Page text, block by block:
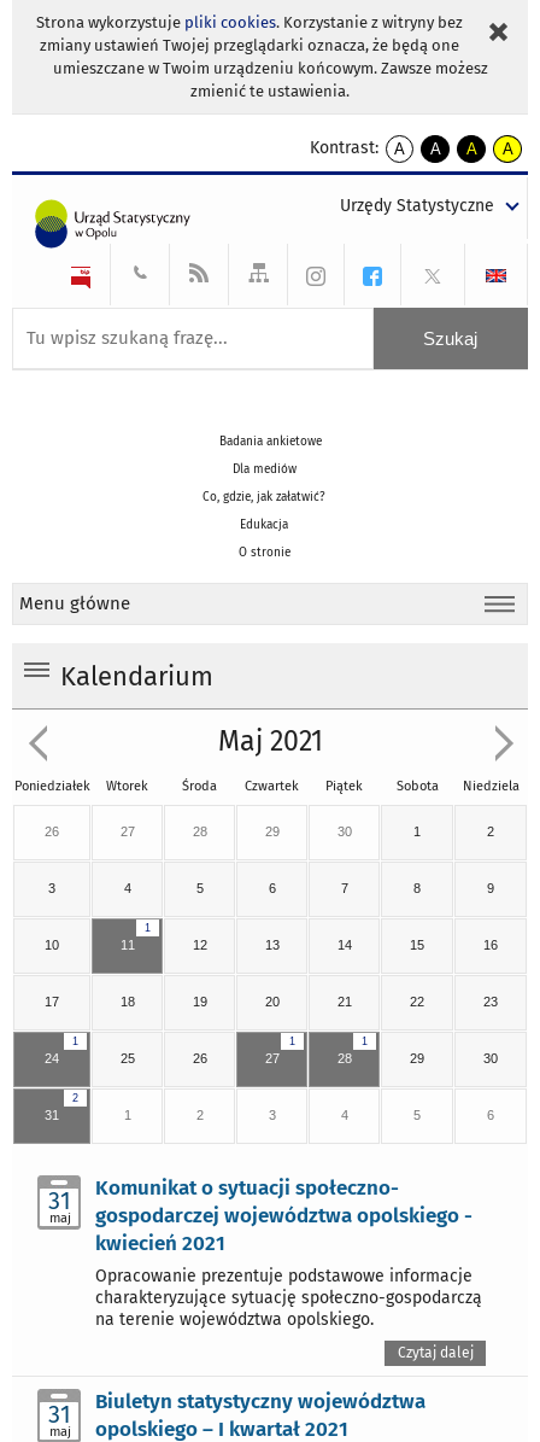
Strona wykorzystuje pliki cookies. Korzystanie z witryny bez
zmiany ustawień Twojej przeglądarki oznacza, że będą one
umieszczane w Twoim urządzeniu końcowym. Zawsze możesz
zmienić te ustawienia.
Kontrast:
A
kontrast
A
kontrast
tekst
czarnym
A
kontrast
tekst
czarnym
A
tekst
żółtym
Urzędy Statystyczne
Badania ankietowe
Dla mediów
Co, gdzie, jak załatwić?
Edukacja
O stronie
Menu główne
Kalendarium
Maj 2021
Poniedziałek Wtorek Środa Czwartek Piątek Sobota Niedziela
26 27 28 29 30 1 2
3 4 5 6 7 8 9
10
1
11 12 13 14 15 16
17 18 19 20 21 22 23
1
24 25 26
1
27
1
28 29 30
2
31 1 2 3 4 5 6
31
maj
Komunikat o sytuacji społeczno-
gospodarczej województwa opolskiego -
kwiecień 2021
Opracowanie prezentuje podstawowe informacje
charakteryzujące sytuację społeczno-gospodarczą
na terenie województwa opolskiego.
Czytaj dalej
31
maj
Biuletyn statystyczny województwa
opolskiego – I kwartał 2021